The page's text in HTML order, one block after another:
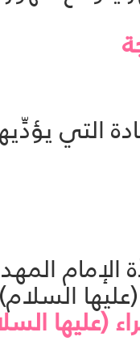
(عليها